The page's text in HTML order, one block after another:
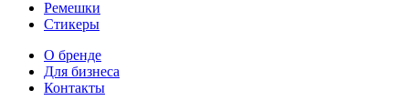
Ремешки
Стикеры
О бренде
Для бизнеса
Контакты